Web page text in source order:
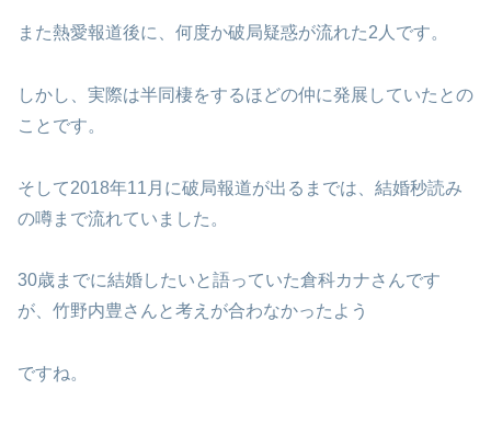
また熱愛報道後に、何度か破局疑惑が流れた2人です。
しかし、実際は半同棲をするほどの仲に発展していたとの
ことです。
そして2018年11月に破局報道が出るまでは、結婚秒読み
の噂まで流れていました。
30歳までに結婚したいと語っていた倉科カナさんです
が、竹野内豊さんと考えが合わなかったよう
ですね。